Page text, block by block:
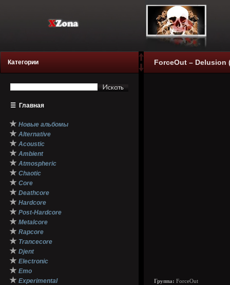
Категории
☰ Главная
★ Новые альбомы
★ Alternative
★ Acoustic
★ Ambient
★ Atmospheric
★ Chaotic
★ Core
★ Deathcore
★ Hardcore
★ Post-Hardcore
★ Metalcore
★ Rapcore
★ Trancecore
★ Djent
★ Electronic
★ Emo
★ Experimental
ForceOut – Delusion
Группа: ForceOut